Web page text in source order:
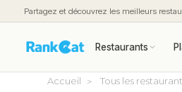
Partagez et découvrez les meilleurs
Restaurants
Accueil Tous les